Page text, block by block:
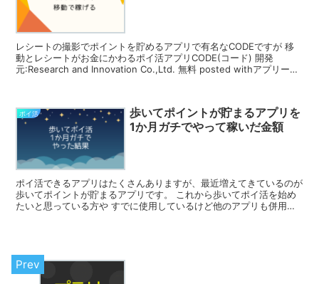
レシートの撮影でポイントを貯めるアプリで有名なCODEですが 移
動とレシートがお金にかわるポイ活アプリCODE(コード) 開発
元:Research and Innovation Co.,Ltd. 無料 posted withアプリーチ
ポイ活
歩いてポイントが貯まるアプリを
1か月ガチでやって稼いだ金額
ポイ活できるアプリはたくさんありますが、最近増えてきているのが
歩いてポイントが貯まるアプリです。 これから歩いてポイ活を始め
たいと思っている方や すでに使用しているけど他のアプリも併用し